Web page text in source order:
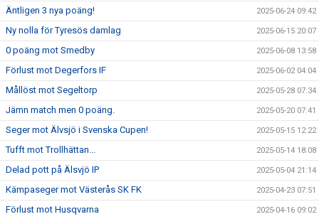
Äntligen 3 nya poäng! 2025-06-24 09:42
Ny nolla för Tyresös damlag 2025-06-15 20:07
0 poäng mot Smedby 2025-06-08 13:58
Förlust mot Degerfors IF 2025-06-02 04:04
Mållöst mot Segeltorp 2025-05-28 07:34
Jämn match men 0 poäng. 2025-05-20 07:41
Seger mot Älvsjö i Svenska Cupen! 2025-05-15 12:22
Tufft mot Trollhättan... 2025-05-14 18:08
Delad pott på Älsvjö IP 2025-05-04 21:14
Kämpaseger mot Västerås SK FK 2025-04-23 07:51
Förlust mot Husqvarna 2025-04-16 09:02